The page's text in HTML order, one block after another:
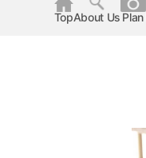
TopAbout Us Plan